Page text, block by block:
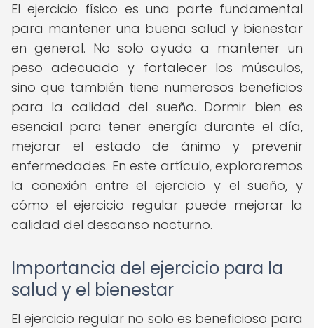
El ejercicio físico es una parte fundamental
para mantener una buena salud y bienestar
en general. No solo ayuda a mantener un
peso adecuado y fortalecer los músculos,
sino que también tiene numerosos beneficios
para la calidad del sueño. Dormir bien es
esencial para tener energía durante el día,
mejorar el estado de ánimo y prevenir
enfermedades. En este artículo, exploraremos
la conexión entre el ejercicio y el sueño, y
cómo el ejercicio regular puede mejorar la
calidad del descanso nocturno.
Importancia del ejercicio para la
salud y el bienestar
El ejercicio regular no solo es beneficioso para